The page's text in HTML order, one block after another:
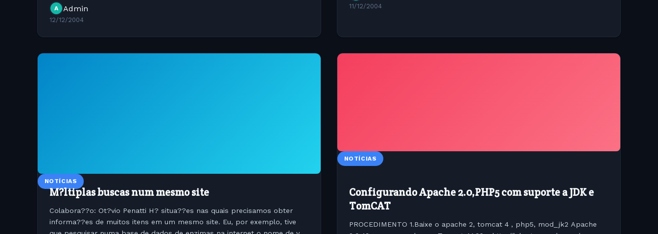
A Admin
12/12/2004
11/12/2004
NOTÍCIAS
M?ltiplas buscas num mesmo site
Colabora??o: Ot?vio Penatti H? situa??es nas quais precisamos obter
informa??es de muitos itens em um mesmo site. Eu, por exemplo, tive
NOTÍCIAS
Configurando Apache 2.0,PHP5 com suporte a JDK e
TomCAT
PROCEDIMENTO 1.Baixe o apache 2, tomcat 4 , php5, mod_jk2 Apache